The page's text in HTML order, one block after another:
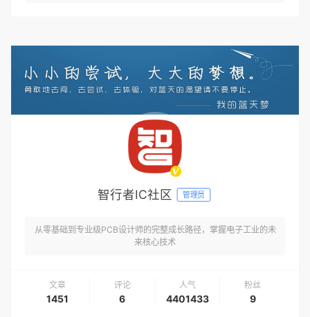
智行者IC社区 管理员
从零基础到专业级PCB设计师的完整成长路径，掌握电子工业的未
来核心技术
文章
1451
评论
6
人气
4401433
粉丝
9